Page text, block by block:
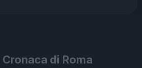
Cronaca di Roma